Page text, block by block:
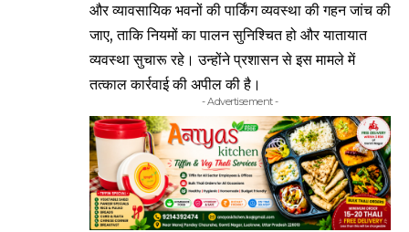
और व्यावसायिक भवनों की पार्किंग व्यवस्था की गहन जांच की
जाए, ताकि नियमों का पालन सुनिश्चित हो और यातायात
व्यवस्था सुचारू रहे। उन्होंने प्रशासन से इस मामले में
तत्काल कार्रवाई की अपील की है।
- Advertisement -